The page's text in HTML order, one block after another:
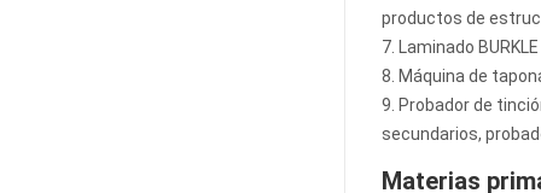
productos de
7. Laminado
8. Máquina de
9. Probador de
secundarios,
Materias